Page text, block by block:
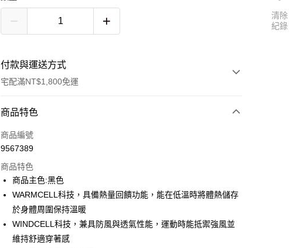
付款與運送方式
宅配滿NT$1,800免運
付款方式
信用卡一次付款
Apple Pay
街口支付
悠遊付
Google Pay
商品特色
商品編號
9567389
商品特色
商品主色:黑色
WARMCELL科技，具備熱量回饋功能，能在低溫時將體熱儲存
於身體周圍保持溫暖
WINDCELL科技，兼具防風與透氣性能，運動時能抵禦強風並
維持舒適穿著感
清除
紀錄